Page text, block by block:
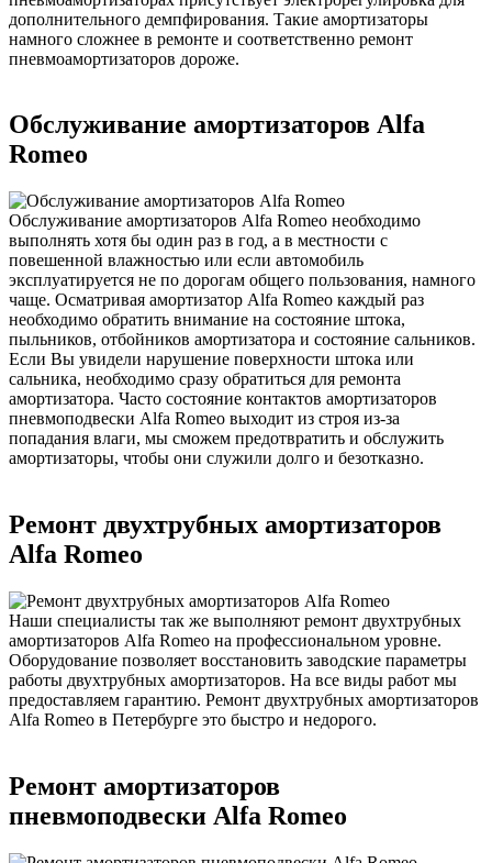
дополнительного демпфирования. Такие амортизаторы
намного сложнее в ремонте и соответственно ремонт
пневмоамортизаторов дороже.
Обслуживание амортизаторов Alfa
Romeo
Обслуживание амортизаторов Alfa Romeo необходимо
выполнять хотя бы один раз в год, а в местности с
повешенной влажностью или если автомобиль
эксплуатируется не по дорогам общего пользования, намного
чаще. Осматривая амортизатор Alfa Romeo каждый раз
необходимо обратить внимание на состояние штока,
пыльников, отбойников амортизатора и состояние сальников.
Если Вы увидели нарушение поверхности штока или
сальника, необходимо сразу обратиться для ремонта
амортизатора. Часто состояние контактов амортизаторов
пневмоподвески Alfa Romeo выходит из строя из-за
попадания влаги, мы сможем предотвратить и обслужить
амортизаторы, чтобы они служили долго и безотказно.
Ремонт двухтрубных амортизаторов
Alfa Romeo
Наши специалисты так же выполняют ремонт двухтрубных
амортизаторов Alfa Romeo на профессиональном уровне.
Оборудование позволяет восстановить заводские параметры
работы двухтрубных амортизаторов. На все виды работ мы
предоставляем гарантию. Ремонт двухтрубных амортизаторов
Alfa Romeo в Петербурге это быстро и недорого.
Ремонт амортизаторов
пневмоподвески Alfa Romeo